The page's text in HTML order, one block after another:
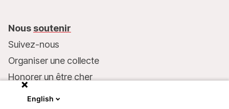
Nous soutenir
Suivez-nous
Organiser une collecte
Honorer un être cher
English